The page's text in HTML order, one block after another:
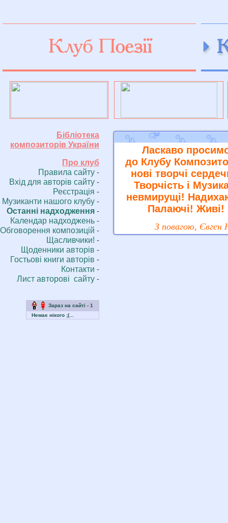
Бібліотека
композиторів України
Про клуб
Правила сайту -
Вхiд для авторів сайту -
Реєстрація -
Музиканти нашого клубу -
Останні надходження -
Календар надходжень -
Обговорення композицій -
Щасливчики! -
Щоденники aвторів -
Гостьові книги aвторів -
Контакти -
Лист авторові сайту -
Зараз на сайті - 1
Немає нікого ;(...
Ласкаво
до Клубу
нові творчі
Творчість і
невмирущі!
Палаючі! Живі!
З повагою, Євген